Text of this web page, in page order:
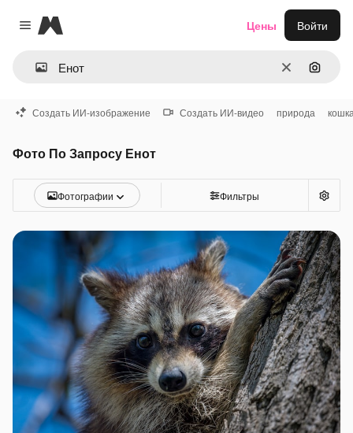
Close menu
Magnific
ОчиститьПоиск
Цены Войти
Создать ИИ-изображение Создать ИИ-видео природа
Фото По Запросу Енот
Фотографии Фильтры